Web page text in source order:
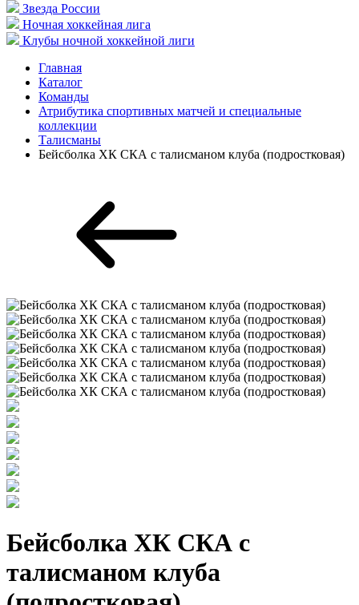
Звезда России
Ночная хоккейная лига
Клубы ночной хоккейной лиги
Главная
Каталог
Команды
Атрибутика спортивных матчей и специальные
коллекции
Талисманы
Бейсболка ХК СКА с талисманом клуба (подростковая)
Бейсболка ХК СКА с
талисманом клуба